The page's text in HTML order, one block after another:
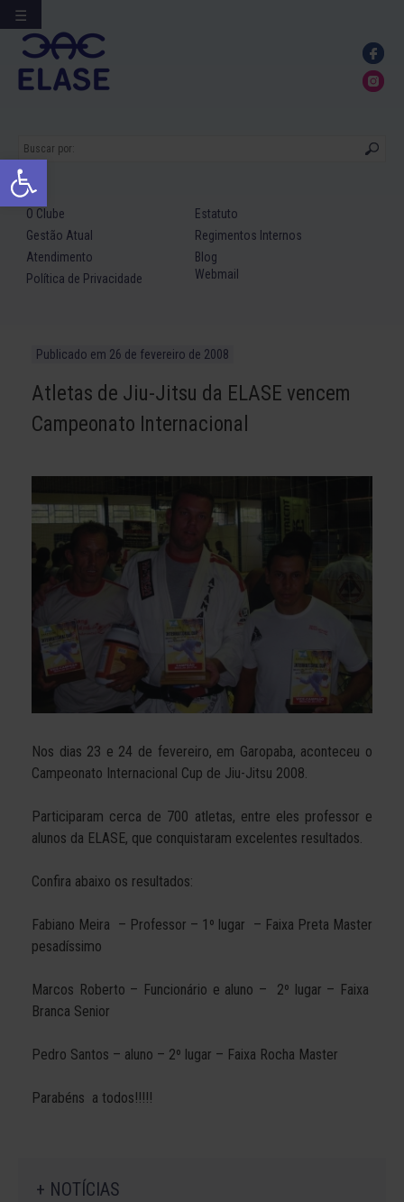
Abrir a barra de ferramentas
Ir
para
conteúdo
O Clube
Estatuto
Gestão Atual
Regimentos Internos
Atendimento
Blog
Política de Privacidade
Webmail
Publicado em 26 de fevereiro de 2008
Atletas de Jiu-Jitsu da ELASE vencem
Campeonato Internacional
Nos dias 23 e 24 de fevereiro, em Garopaba, aconteceu o
Campeonato Internacional Cup de Jiu-Jitsu 2008.
Participaram cerca de 700 atletas, entre eles professor e
alunos da ELASE, que conquistaram excelentes resultados.
Confira abaixo os resultados:
Fabiano Meira – Professor – 1º lugar – Faixa Preta Master
pesadíssimo
Marcos Roberto – Funcionário e aluno – 2º lugar – Faixa
Branca Senior
Pedro Santos – aluno – 2º lugar – Faixa Rocha Master
Parabéns a todos!!!!!
+ NOTÍCIAS
☰